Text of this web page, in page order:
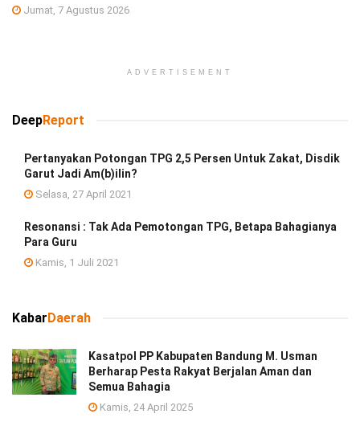
Jumat, 7 Agustus 2026
ADVERTISEMENT
DeepReport
Pertanyakan Potongan TPG 2,5 Persen Untuk Zakat, Disdik
Garut Jadi Am(b)ilin?
Selasa, 27 April 2021
Resonansi : Tak Ada Pemotongan TPG, Betapa Bahagianya
Para Guru
Kamis, 1 Juli 2021
KabarDaerah
Kasatpol PP Kabupaten Bandung M. Usman
Berharap Pesta Rakyat Berjalan Aman dan
Semua Bahagia
Kamis, 24 April 2025